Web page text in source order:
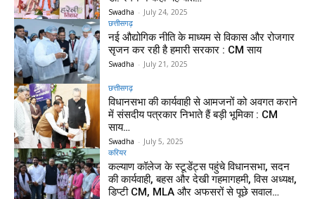
Swadha - July 24, 2025
छत्तीसगढ़
नई औद्योगिक नीति के माध्यम से विकास और रोजगार
सृजन कर रही है हमारी सरकार : CM साय
Swadha - July 21, 2025
छत्तीसगढ़
विधानसभा की कार्यवाही से आमजनों को अवगत कराने
में संसदीय पत्रकार निभाते हैं बड़ी भूमिका : CM
साय…
Swadha - July 5, 2025
करियर
कल्याण कॉलेज के स्टूडेंट्स पहुंचे विधानसभा, सदन
की कार्यवाही, बहस और देखी गहमागहमी, विस अध्यक्ष,
डिप्टी CM, MLA और अफसरों से पूछे सवाल…